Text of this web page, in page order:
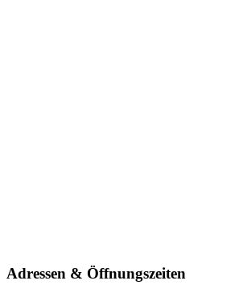
Adressen & Öffnungszeiten